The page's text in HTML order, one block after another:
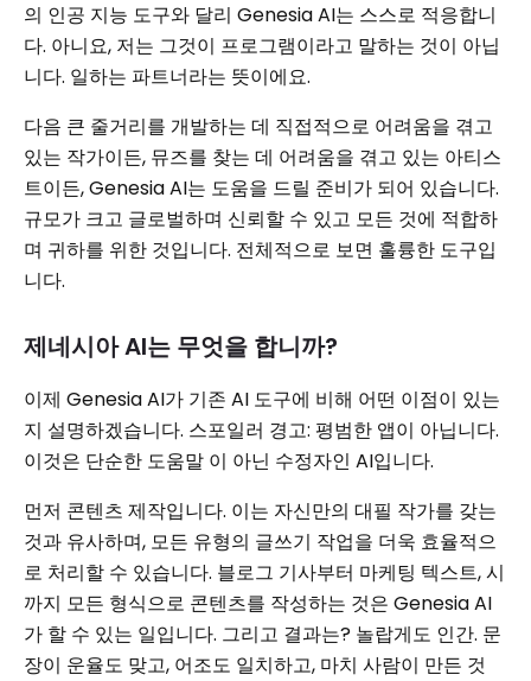
의 인공 지능 도구와 달리 Genesia AI는 스스로 적응합니
다. 아니요, 저는 그것이 프로그램이라고 말하는 것이 아닙
니다. 일하는 파트너라는 뜻이에요.
다음 큰 줄거리를 개발하는 데 직접적으로 어려움을 겪고
있는 작가이든, 뮤즈를 찾는 데 어려움을 겪고 있는 아티스
트이든, Genesia AI는 도움을 드릴 준비가 되어 있습니다.
규모가 크고 글로벌하며 신뢰할 수 있고 모든 것에 적합하
며 귀하를 위한 것입니다. 전체적으로 보면 훌륭한 도구입
니다.
제네시아 AI는 무엇을 합니까?
이제 Genesia AI가 기존 AI 도구에 비해 어떤 이점이 있는
지 설명하겠습니다. 스포일러 경고: 평범한 앱이 아닙니다.
이것은 단순한 도움말 이 아닌 수정자인 AI입니다.
먼저 콘텐츠 제작입니다. 이는 자신만의 대필 작가를 갖는
것과 유사하며, 모든 유형의 글쓰기 작업을 더욱 효율적으
로 처리할 수 있습니다. 블로그 기사부터 마케팅 텍스트, 시
까지 모든 형식으로 콘텐츠를 작성하는 것은 Genesia AI
가 할 수 있는 일입니다. 그리고 결과는? 놀랍게도 인간. 문
장이 운율도 맞고, 어조도 일치하고, 마치 사람이 만든 것